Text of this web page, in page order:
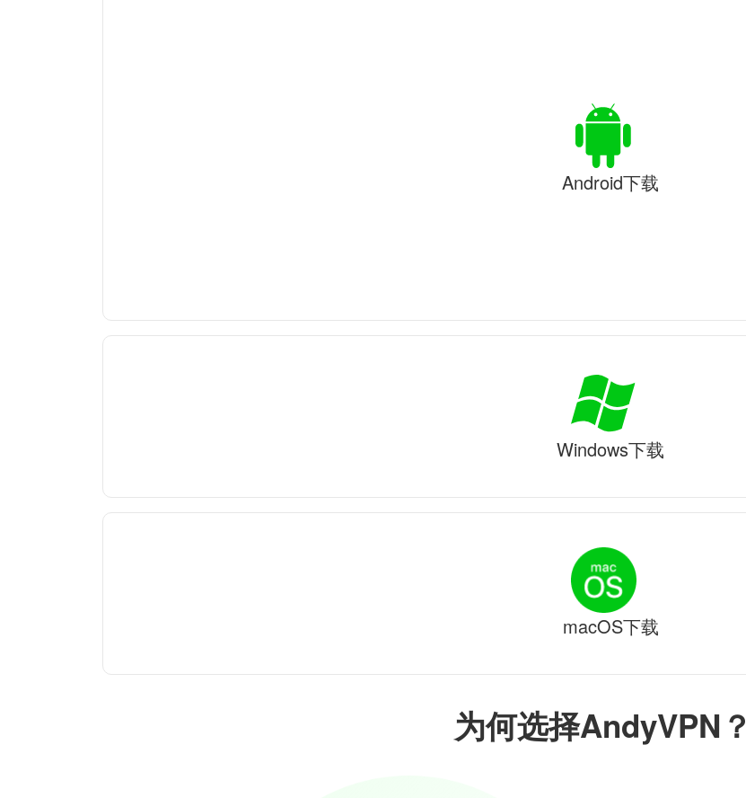
为何选择AndyVPN？
Android下载
Windows下载
macOS下载